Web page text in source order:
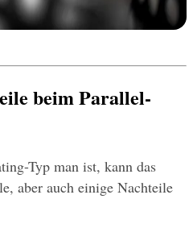
beim Parallel-
Typ man ist, kann das
aber auch einige Nachteile